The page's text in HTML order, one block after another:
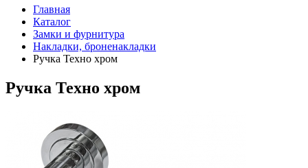
Главная
Каталог
Замки и фурнитура
Накладки, броненакладки
Ручка Техно хром
Ручка Техно хром